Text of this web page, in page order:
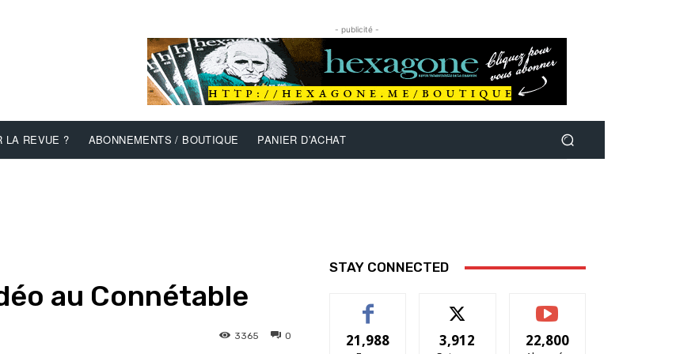
- publicité -
LA REVUE ? ABONNEMENTS / BOUTIQUE PANIER D’ACHAT
au Connétable
0
3365
STAY CONNECTED
21,988 3,912 22,800